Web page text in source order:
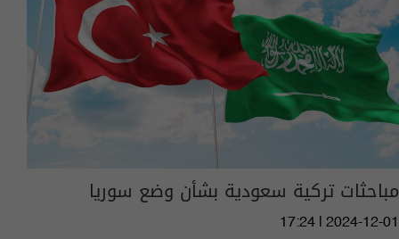
مباحثات تركية سعودية بشأن وضع سوريا
17:24 | 2024-12-01